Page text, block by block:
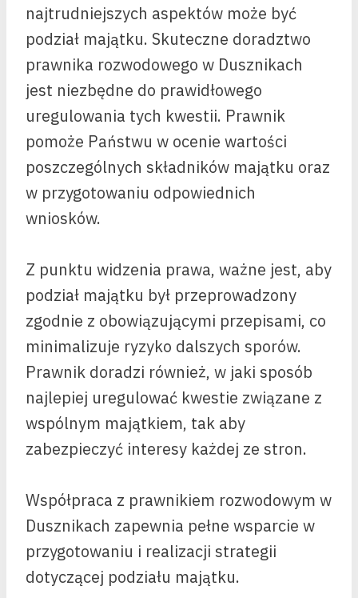
najtrudniejszych aspektów może być
podział majątku. Skuteczne doradztwo
prawnika rozwodowego w Dusznikach
jest niezbędne do prawidłowego
uregulowania tych kwestii. Prawnik
pomoże Państwu w ocenie wartości
poszczególnych składników majątku oraz
w przygotowaniu odpowiednich
wniosków.
Z punktu widzenia prawa, ważne jest, aby
podział majątku był przeprowadzony
zgodnie z obowiązującymi przepisami, co
minimalizuje ryzyko dalszych sporów.
Prawnik doradzi również, w jaki sposób
najlepiej uregulować kwestie związane z
wspólnym majątkiem, tak aby
zabezpieczyć interesy każdej ze stron.
Współpraca z prawnikiem rozwodowym w
Dusznikach zapewnia pełne wsparcie w
przygotowaniu i realizacji strategii
dotyczącej podziału majątku.